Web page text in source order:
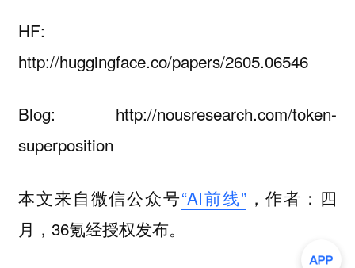
HF:
http://huggingface.co/papers/2605.06546
Blog: http://nousresearch.com/token-
superposition
本文来自微信公众号“AI前线”，作者：四
月，36氪经授权发布。